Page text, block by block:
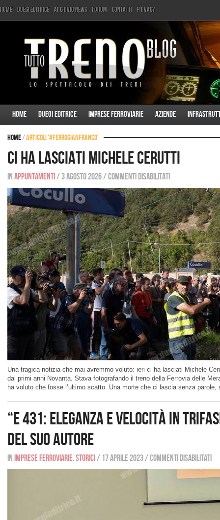
Home Duegi Editrice Archivio News Forum Contatti Privacy
Home Duegi Editrice Imprese ferroviarie Aziende
Home/Articoli '#FerroGianfranco'
Ci ha lasciati Michele Cerutti
In Appuntamenti /3 agosto 2026/Commenti disabilitati
Una tragica notizia che mai avremmo voluto: ieri ci ha lasciati Michele
dai primi anni Novanta. Stava fotografando il treno della Ferrovia delle
ha voluto che fosse l’ultimo scatto. Una morte che ci lascia senza
“E 431: eleganza e velocità in
del suo autore
In Imprese ferroviarie,Storici / 17 aprile 2023/Commenti disabilitati